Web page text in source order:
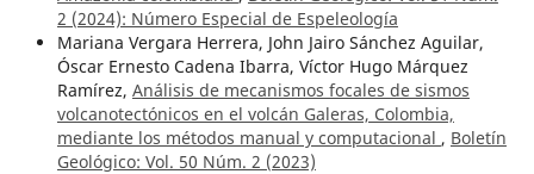
2 (2024): Número Especial de Espeleología
Mariana Vergara Herrera, John Jairo Sánchez Aguilar,
Óscar Ernesto Cadena Ibarra, Víctor Hugo Márquez
Ramírez, Análisis de mecanismos focales de sismos
volcanotectónicos en el volcán Galeras, Colombia,
mediante los métodos manual y computacional , Boletín
Geológico: Vol. 50 Núm. 2 (2023)